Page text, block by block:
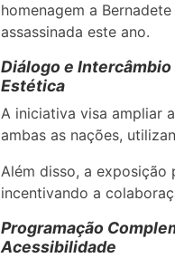
homenagem a
assassinada este ano.
Diálogo e
Estética
A iniciativa visa ampliar
ambas as nações,
Além disso, a exposição
incentivando a
Programação
Acessibilidade